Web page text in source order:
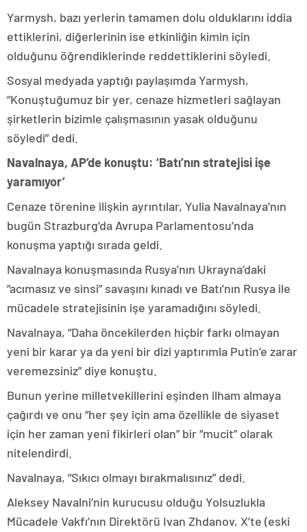
Yarmysh, bazı yerlerin tamamen dolu olduklarını iddia
ettiklerini, diğerlerinin ise etkinliğin kimin için
olduğunu öğrendiklerinde reddettiklerini söyledi.
Sosyal medyada yaptığı paylaşımda Yarmysh,
“Konuştuğumuz bir yer, cenaze hizmetleri sağlayan
şirketlerin bizimle çalışmasının yasak olduğunu
söyledi” dedi.
Navalnaya, AP’de konuştu: ‘Batı’nın stratejisi işe
yaramıyor’
Cenaze törenine ilişkin ayrıntılar, Yulia Navalnaya’nın
bugün Strazburg’da Avrupa Parlamentosu’nda
konuşma yaptığı sırada geldi.
Navalnaya konuşmasında Rusya’nın Ukrayna’daki
“acımasız ve sinsi” savaşını kınadı ve Batı’nın Rusya ile
mücadele stratejisinin işe yaramadığını söyledi.
Navalnaya, “Daha öncekilerden hiçbir farkı olmayan
yeni bir karar ya da yeni bir dizi yaptırımla Putin’e zarar
veremezsiniz” diye konuştu.
Bunun yerine milletvekillerini eşinden ilham almaya
çağırdı ve onu “her şey için ama özellikle de siyaset
için her zaman yeni fikirleri olan” bir “mucit” olarak
nitelendirdi.
Navalnaya, “Sıkıcı olmayı bırakmalısınız” dedi.
Aleksey Navalni’nin kurucusu olduğu Yolsuzlukla
Mücadele Vakfı’nın Direktörü Ivan Zhdanov, X’te (eski